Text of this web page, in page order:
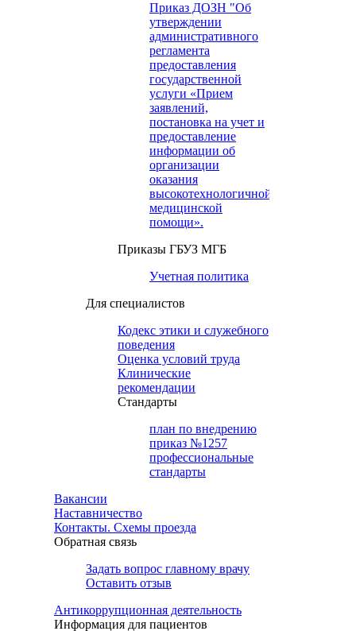
Приказ ДОЗН "Об
утверждении
административного
регламента
предоставления
государственной
услуги «Прием
заявлений,
постановка на учет и
предоставление
информации об
организации
оказания
высокотехнологичной
медицинской
помощи».
Приказы ГБУЗ МГБ
Учетная политика
Для специалистов
Кодекс этики и служебного
поведения
Оценка условий труда
Клинические
рекомендации
Cтандарты
план по внедрению
приказ №1257
профессиональные
стандарты
Вакансии
Наставничество
Контакты. Схемы проезда
Обратная связь
Задать вопрос главному врачу
Оставить отзыв
Антикоррупционная деятельность
Информация для пациентов